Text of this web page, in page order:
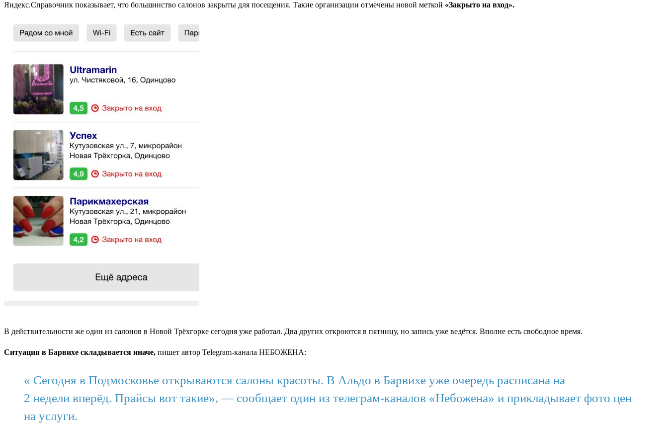
Яндекс.Справочник показывает, что большинство салонов закрыты для посещения. Такие организации отмечены новой меткой «Закрыто на вход».
В действительности же один из салонов в Новой Трёхгорке сегодня уже работал. Два других откроются в пятницу, но запись уже ведётся. Вполне есть свободное время.
Ситуация в Барвихе складывается иначе, пишет автор Telegram-канала НЕБОЖЕНА:
« Сегодня в Подмосковье открываются салоны красоты. В Альдо в Барвихе уже очередь расписана на
2 недели вперёд. Прайсы вот такие», — сообщает один из телеграм-каналов «Небожена» и прикладывает фото цен
на услуги.